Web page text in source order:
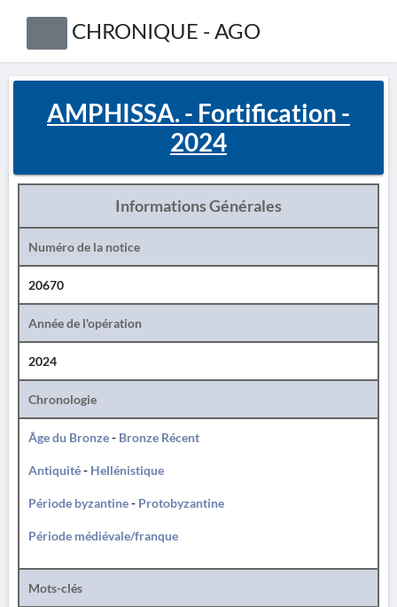
CHRONIQUE - AGO
AMPHISSA. - Fortification -
2024
Informations Générales
Numéro de la notice
20670
Année de l'opération
2024
Chronologie
Âge du Bronze- Bronze Récent
Antiquité- Hellénistique
Période byzantine- Protobyzantine
Période médiévale/franque
Mots-clés